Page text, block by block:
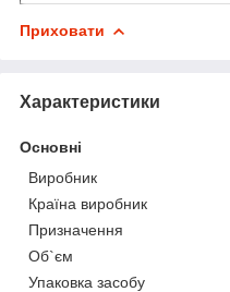
Приховати
Характеристики
Основні
Виробник
Країна виробник
Призначення
Об`єм
Упаковка засобу